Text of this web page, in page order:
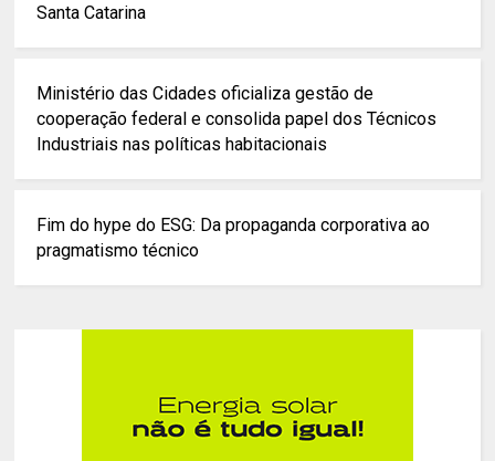
Santa Catarina
Ministério das Cidades oficializa gestão de
cooperação federal e consolida papel dos Técnicos
Industriais nas políticas habitacionais
Fim do hype do ESG: Da propaganda corporativa ao
pragmatismo técnico